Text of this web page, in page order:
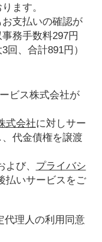
ます。
支払いの確認が
務手数料297円
回、合計891円）
ビス株式会社が
式会社に対しサー
代金債権を譲渡
よび、 プライバシ
払いサービスをご
代理人の利用同意